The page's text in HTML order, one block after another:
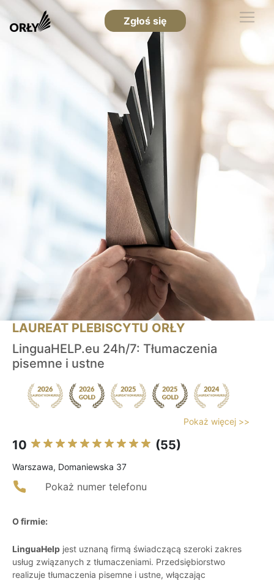
Zgłoś się
LAUREAT PLEBISCYTU ORŁY
LinguaHELP.eu 24h/7: Tłumaczenia
pisemne i ustne
Pokaż więcej >>
10 (55)
Warszawa, Domaniewska 37
Pokaż numer telefonu
O firmie:
LinguaHelp jest uznaną firmą świadczącą szeroki zakres
usług związanych z tłumaczeniami. Przedsiębiorstwo
realizuje tłumaczenia pisemne i ustne, włączając